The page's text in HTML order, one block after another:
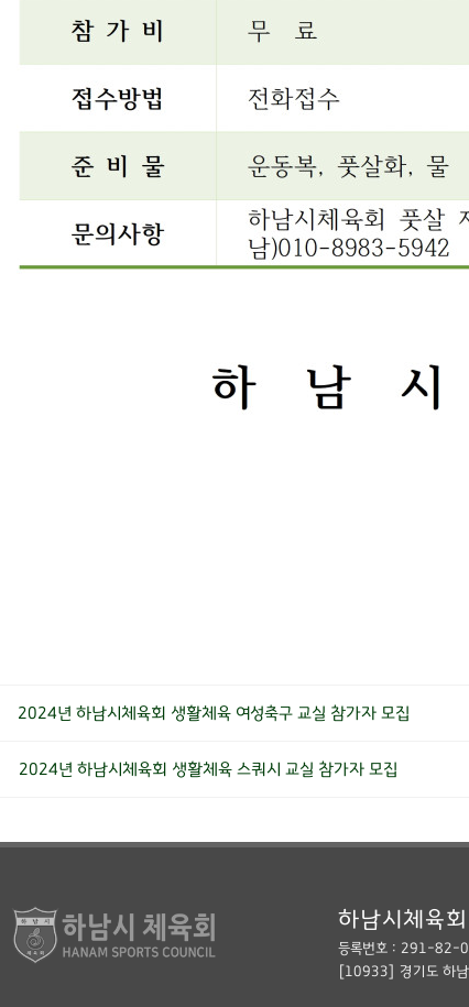
2024년 하남시체육회 생활체육 여성축구 교실 참가자 모집
2024년 하남시체육회 생활체육 스쿼시 교실 참가자 모집
하남시체육회
등록번호 : 291-82-
[10933] 경기도 하